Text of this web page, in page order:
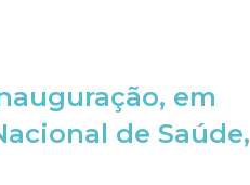
em
de Saúde,